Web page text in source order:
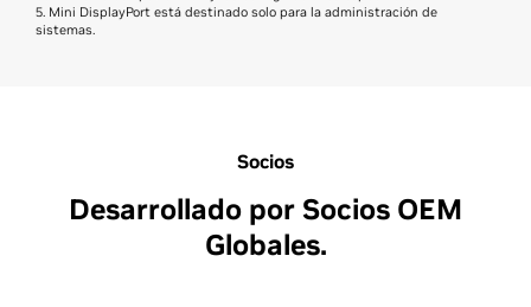
5. Mini DisplayPort está destinado solo para la administración de
sistemas.
Socios
Desarrollado por Socios OEM
Globales.